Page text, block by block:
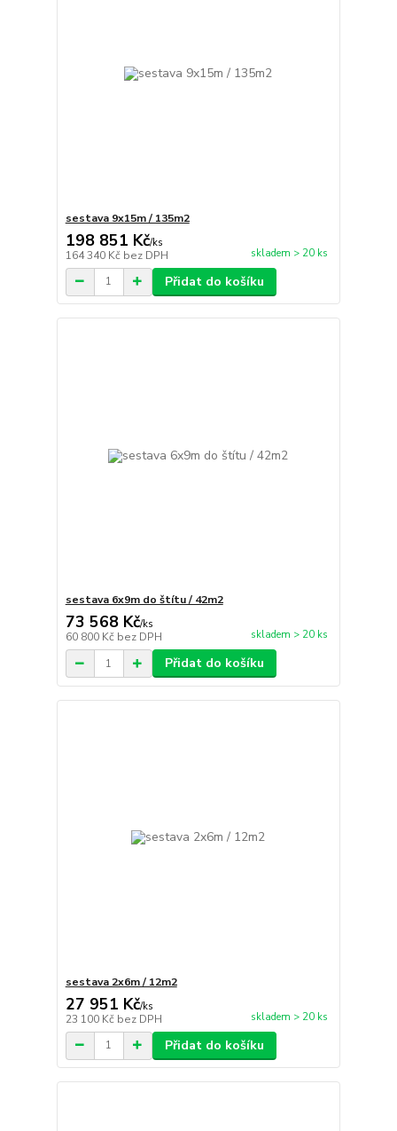
sestava 9x15m / 135m2
198 851 Kč/ks
164 340 Kč bez DPH skladem > 20 ks
Přidat do košíku
sestava 6x9m do štítu / 42m2
73 568 Kč/ks
60 800 Kč bez DPH skladem > 20 ks
Přidat do košíku
sestava 2x6m / 12m2
27 951 Kč/ks
23 100 Kč bez DPH skladem > 20 ks
Přidat do košíku